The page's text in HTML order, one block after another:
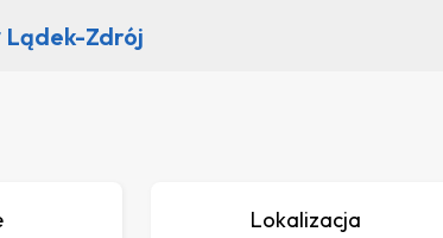
Zdrój
Lokalizacja